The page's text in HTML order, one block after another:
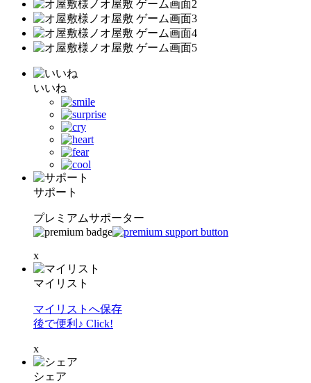
いいね
サポート
プレミアムサポーター
x
マイリスト
マイリストへ保存
後で便利♪ Click!
x
シェア